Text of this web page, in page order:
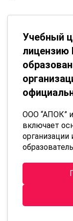
Учебный
лицензию
ООО “АПОК”
включает